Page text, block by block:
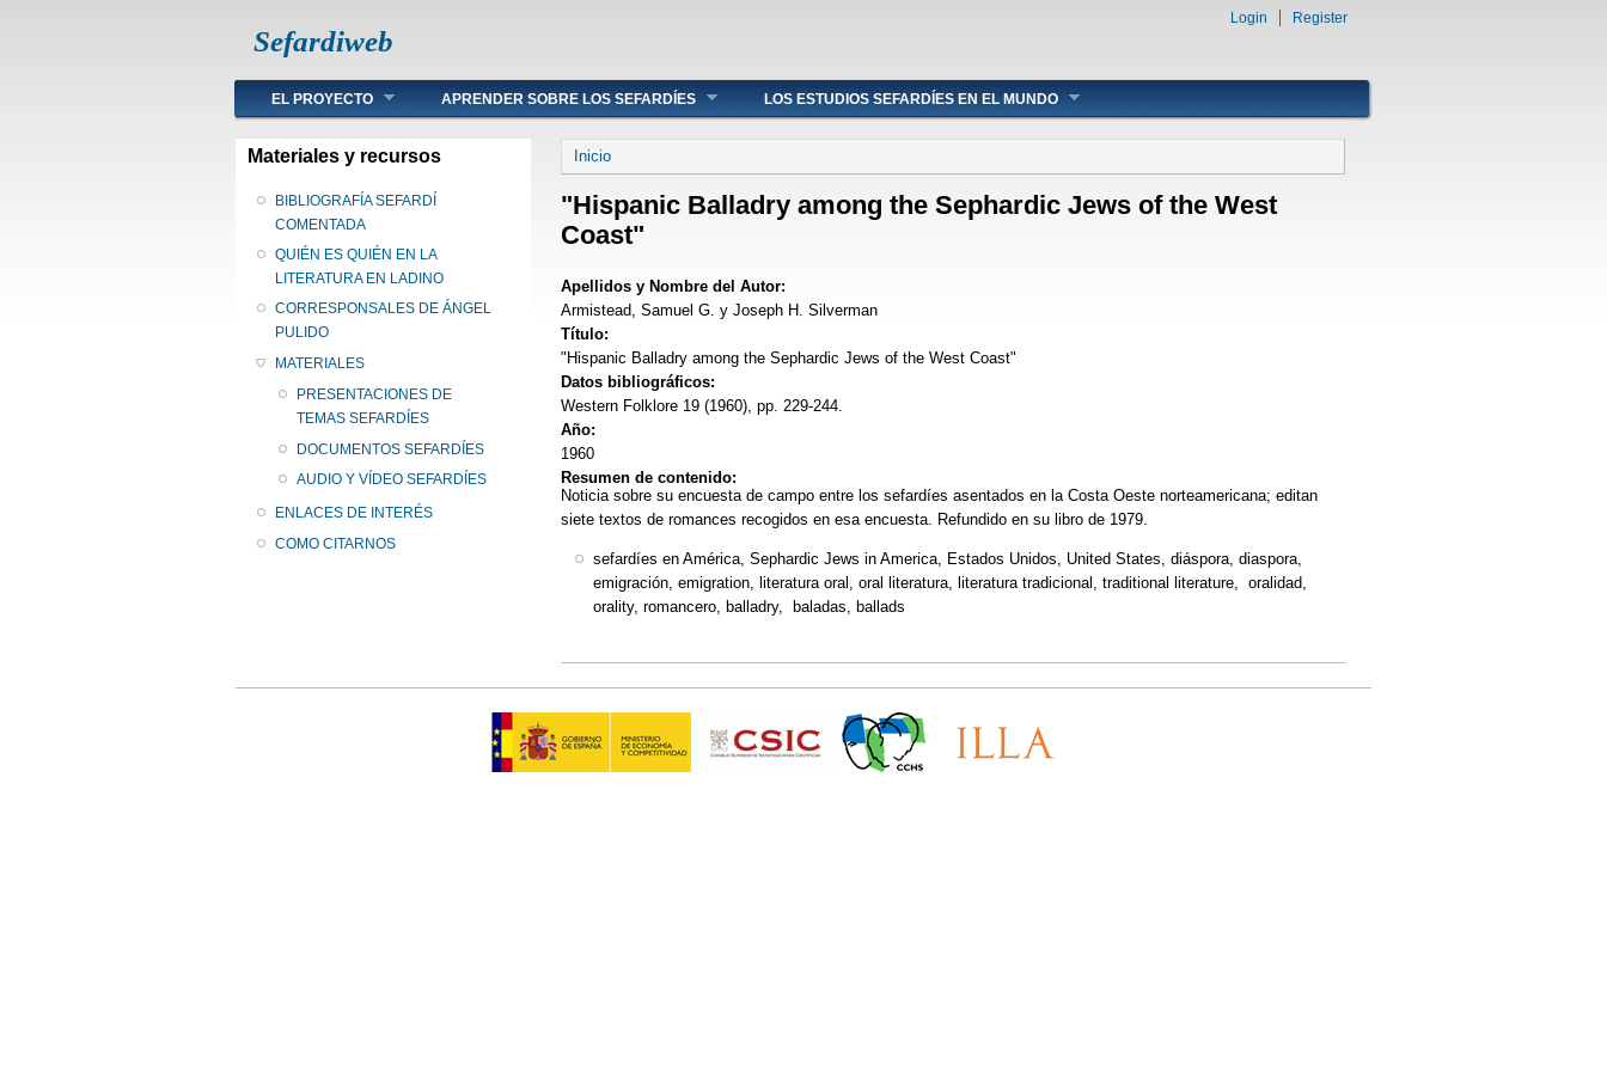
Sefardiweb
Login Register
Main menu
EL PROYECTO APRENDER SOBRE LOS SEFARDÍES LOS ESTUDIOS SEFARDÍES EN EL MUNDO
Materiales y recursos
BIBLIOGRAFÍA SEFARDÍ
COMENTADA
QUIÉN ES QUIÉN EN LA
LITERATURA EN LADINO
CORRESPONSALES DE ÁNGEL
PULIDO
MATERIALES
PRESENTACIONES DE
TEMAS SEFARDÍES
DOCUMENTOS SEFARDÍES
AUDIO Y VÍDEO SEFARDÍES
ENLACES DE INTERÉS
COMO CITARNOS
Se encuentra usted aquí
Inicio
"Hispanic Balladry among the Sephardic Jews of the West
Coast"
Apellidos y Nombre del Autor:
Armistead, Samuel G. y Joseph H. Silverman
Título:
"Hispanic Balladry among the Sephardic Jews of the West Coast"
Datos bibliográficos:
Western Folklore 19 (1960), pp. 229-244.
Año:
1960
Resumen de contenido:
Noticia sobre su encuesta de campo entre los sefardíes asentados en la Costa Oeste norteamericana; editan
siete textos de romances recogidos en esa encuesta. Refundido en su libro de 1979.
sefardíes en América, Sephardic Jews in America, Estados Unidos, United States, diáspora, diaspora,
emigración, emigration, literatura oral, oral literatura, literatura tradicional, traditional literature, oralidad,
orality, romancero, balladry, baladas, ballads